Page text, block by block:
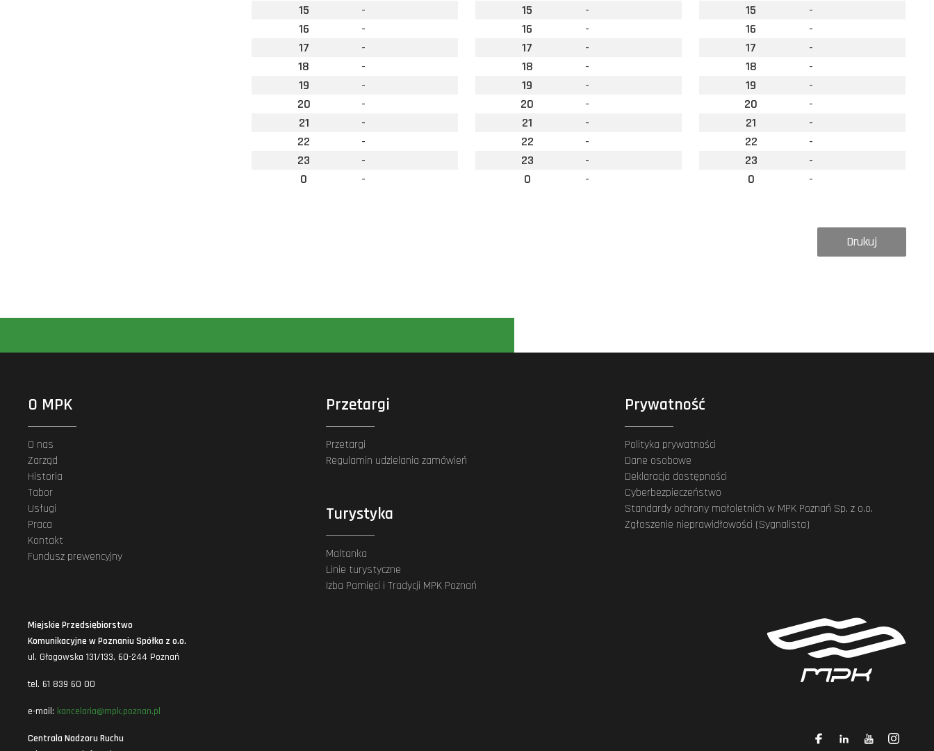
15
-
16
-
17
-
18
-
19
-
20
-
21
-
22
-
23
-
0
-
15
-
16
-
17
-
18
-
19
-
20
-
21
-
22
-
23
-
0
-
15
-
16
-
17
-
18
-
19
-
20
-
21
-
22
-
23
-
0
-
Drukuj
O MPK
O nas
Zarząd
Historia
Tabor
Usługi
Praca
Kontakt
Fundusz prewencyjny
Przetargi
Przetargi
Regulamin udzielania zamówień
Turystyka
Maltanka
Linie turystyczne
Izba Pamięci i Tradycji MPK Poznań
Prywatność
Polityka prywatności
Dane osobowe
Deklaracja dostępności
Cyberbezpieczeństwo
Standardy ochrony małoletnich w MPK Poznań Sp. z o.o.
Zgłoszenie nieprawidłowości (Sygnalista)
Miejskie Przedsiębiorstwo
Komunikacyjne w Poznaniu Spółka z o.o.
ul. Głogowska 131/133, 60-244 Poznań
tel. 61 839 60 00
e-mail: kancelaria@mpk.poznan.pl
Centrala Nadzoru Ruchu